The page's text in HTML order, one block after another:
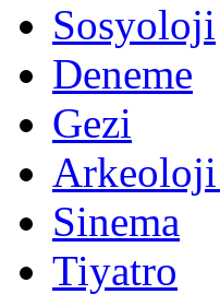
Sosyoloji
Deneme
Gezi
Sinema
Tiyatro